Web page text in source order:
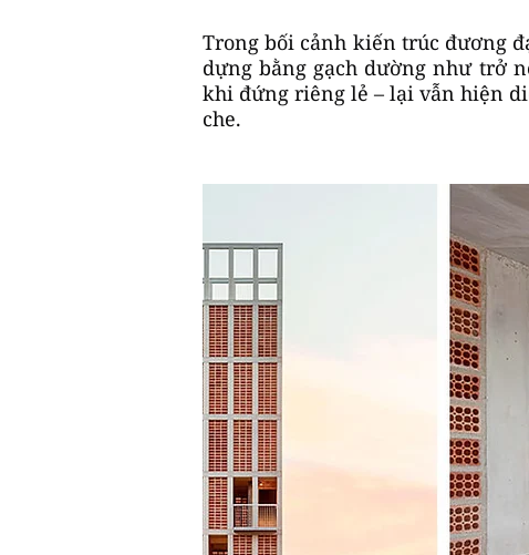
Trong bối cảnh kiến trúc đương
dựng bằng gạch dường như trở
khi đứng riêng lẻ – lại vẫn hiện
che.